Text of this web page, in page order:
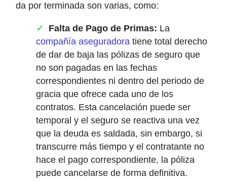
da por terminada son varias, como:
Falta de Pago de Primas: La
compañía aseguradora tiene total derecho
de dar de baja las pólizas de seguro que
no son pagadas en las fechas
correspondientes ni dentro del periodo de
gracia que ofrece cada uno de los
contratos. Esta cancelación puede ser
temporal y el seguro se reactiva una vez
que la deuda es saldada, sin embargo, si
transcurre más tiempo y el contratante no
hace el pago correspondiente, la póliza
puede cancelarse de forma definitiva.